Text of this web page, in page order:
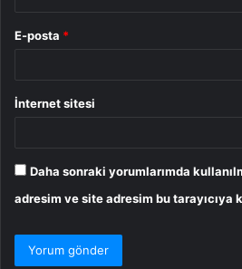
E-posta *
İnternet sitesi
Daha sonraki yorumlarımda
adresim ve site adresim bu tarayıcıya